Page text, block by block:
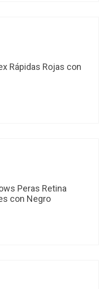
Rápidas Rojas con
Peras Retina
con Negro